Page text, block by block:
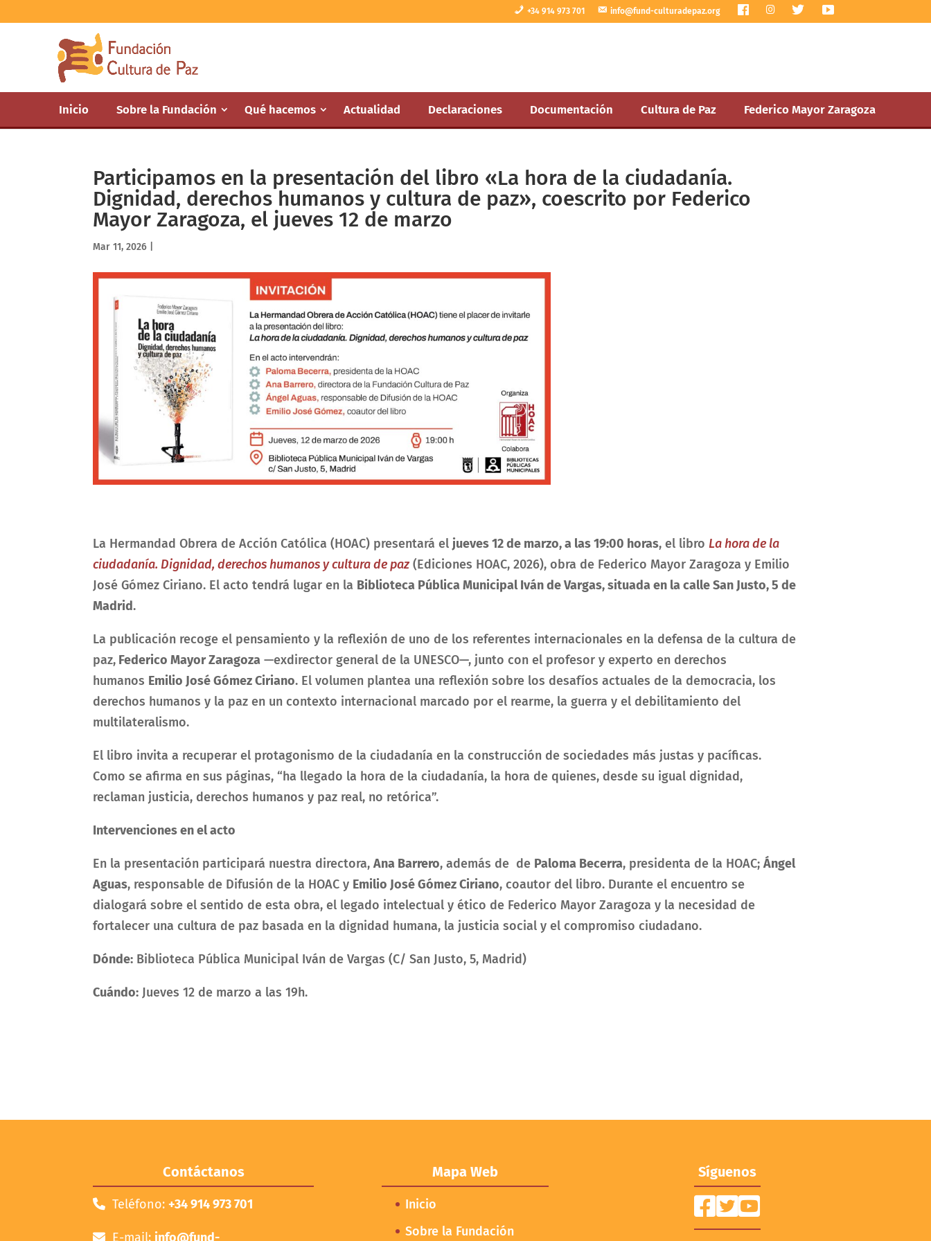
+34 914 973 701 info@fund-culturadepaz.org
Inicio Sobre la Fundación Qué hacemos Actualidad Declaraciones Documentación Cultura de Paz Federico Mayor Zaragoza
Participamos en la presentación del libro «La hora de la ciudadanía.
Dignidad, derechos humanos y cultura de paz», coescrito por Federico
Mayor Zaragoza, el jueves 12 de marzo
Mar 11, 2026
La Hermandad Obrera de Acción Católica (HOAC) presentará el jueves 12 de marzo, a las 19:00 horas, el libroLa hora de la
ciudadanía. Dignidad, derechos humanos y cultura de paz (Ediciones HOAC, 2026), obra de Federico Mayor Zaragoza y Emilio
José Gómez Ciriano. El acto tendrá lugar en la Biblioteca Pública Municipal Iván de Vargas, situada en la calle San Justo, 5 de
Madrid.
La publicación recoge el pensamiento y la reflexión de uno de los referentes internacionales en la defensa de la cultura de
paz, Federico Mayor Zaragoza —exdirector general de la UNESCO—, junto con el profesor y experto en derechos
humanos Emilio José Gómez Ciriano. El volumen plantea una reflexión sobre los desafíos actuales de la democracia, los
derechos humanos y la paz en un contexto internacional marcado por el rearme, la guerra y el debilitamiento del
multilateralismo.
El libro invita a recuperar el protagonismo de la ciudadanía en la construcción de sociedades más justas y pacíficas.
Como se afirma en sus páginas, “ha llegado la hora de la ciudadanía, la hora de quienes, desde su igual dignidad,
reclaman justicia, derechos humanos y paz real, no retórica”.
Intervenciones en el acto
En la presentación participará nuestra directora,Ana Barrero, además de de Paloma Becerra, presidenta de la HOAC;Ángel
Aguas, responsable de Difusión de la HOAC y Emilio José Gómez Ciriano, coautor del libro. Durante el encuentro se
dialogará sobre el sentido de esta obra, el legado intelectual y ético de Federico Mayor Zaragoza y la necesidad de
fortalecer una cultura de paz basada en la dignidad humana, la justicia social y el compromiso ciudadano.
Dónde: Biblioteca Pública Municipal Iván de Vargas (C/ San Justo, 5, Madrid)
Cuándo: Jueves 12 de marzo a las 19h.
Contáctanos
Teléfono:+34 914 973 701
E-mail: info@fund-
Mapa Web
Inicio
Sobre la Fundación
Síguenos